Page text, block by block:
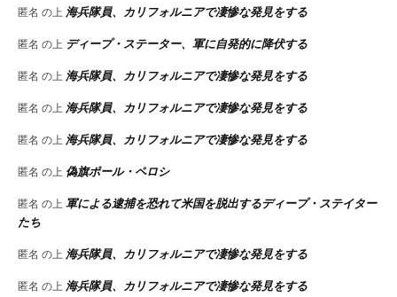
匿名 の上 海兵隊員、カリフォルニアで凄惨な発見をする
匿名 の上 ディープ・ステーター、軍に自発的に降伏する
匿名 の上 海兵隊員、カリフォルニアで凄惨な発見をする
匿名 の上 海兵隊員、カリフォルニアで凄惨な発見をする
匿名 の上 海兵隊員、カリフォルニアで凄惨な発見をする
匿名 の上 偽旗ポール・ペロシ
匿名 の上 軍による逮捕を恐れて米国を脱出するディープ・ステイター
たち
匿名 の上 海兵隊員、カリフォルニアで凄惨な発見をする
匿名 の上 海兵隊員、カリフォルニアで凄惨な発見をする